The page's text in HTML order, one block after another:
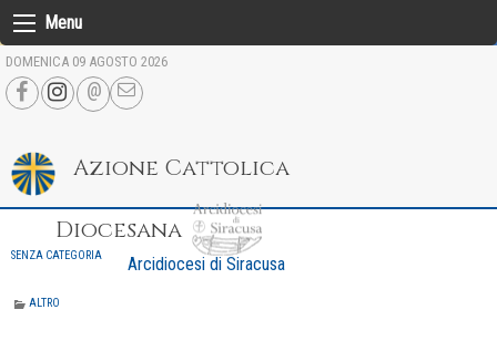
Skip
to
content
Menu
DOMENICA 09 AGOSTO 2026
Azione Cattolica
Diocesana
Arcidiocesi di Siracusa
SENZA CATEGORIA
ALTRO